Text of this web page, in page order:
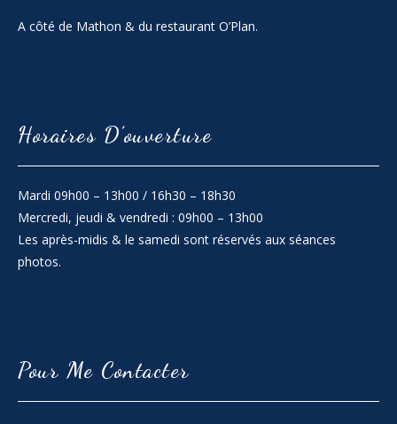
A côté de Mathon & du restaurant O’Plan.
Horaires D’ouverture
Mardi 09h00 – 13h00 / 16h30 – 18h30
Mercredi, jeudi & vendredi : 09h00 – 13h00
Les après-midis & le samedi sont réservés aux séances
photos.
Pour Me Contacter